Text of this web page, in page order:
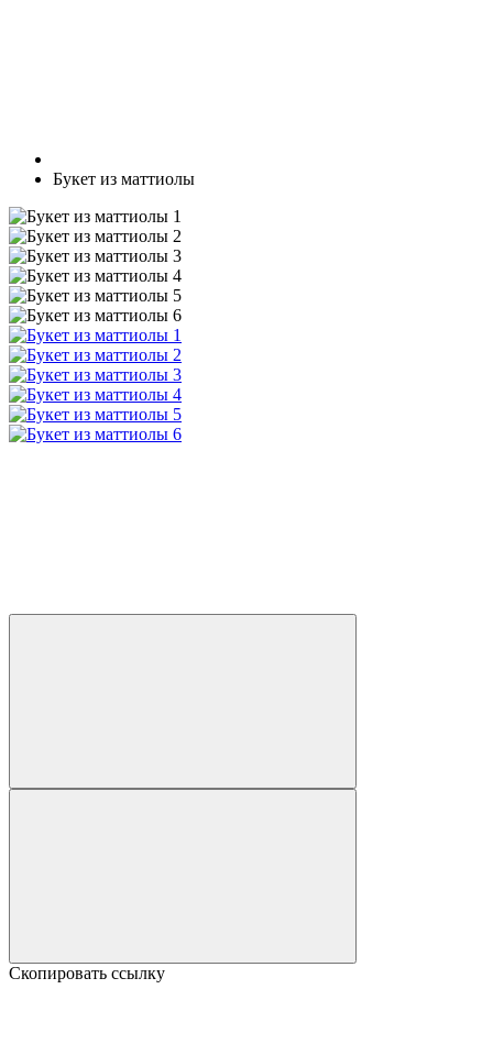
Букет из маттиолы
Скопировать ссылку